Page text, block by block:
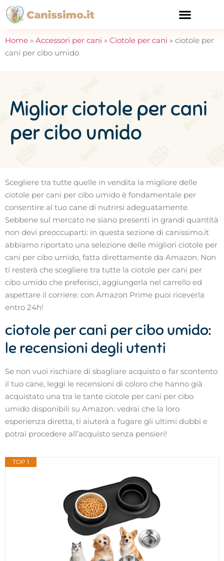
Home » Accessori per cani » Ciotole per cani » ciotole per
cani per cibo umido
Miglior ciotole per cani
per cibo umido
Scegliere tra tutte quelle in vendita la migliore delle
ciotole per cani per cibo umido è fondamentale per
consentire al tuo cane di nutrirsi adeguatamente.
Sebbene sul mercato ne siano presenti in grandi quantità
non devi preoccuparti: in questa sezione di canissimo.it
abbiamo riportato una selezione delle migliori ciotole per
cani per cibo umido, fatta direttamente da Amazon. Non
ti resterà che scegliere tra tutte la ciotole per cani per
cibo umido che preferisci, aggiungerla nel carrello ed
aspettare il corriere: con Amazon Prime puoi riceverla
entro 24h!
ciotole per cani per cibo umido:
le recensioni degli utenti
Se non vuoi rischiare di sbagliare acquisto e far scontento
il tuo cane, leggi le recensioni di coloro che hanno già
acquistato una tra le tante ciotole per cani per cibo
umido disponibili su Amazon: vedrai che la loro
esperienza diretta, ti aiuterà a fugare gli ultimi dubbi e
potrai procedere all’acquisto senza pensieri!
TOP 1